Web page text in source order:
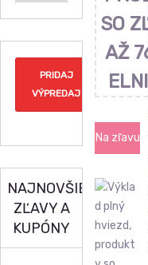
Na zľavu
PRIDAJ
VÝPREDAJ
NAJNOVŠIE
ZĽAVY A
KUPÓNY